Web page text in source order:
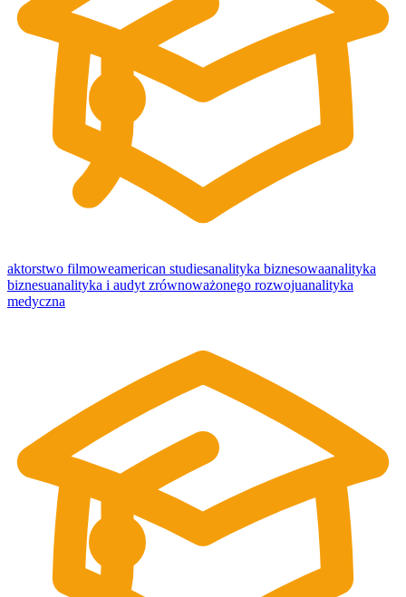
aktorstwo filmoweamerican studiesanalityka biznesowaanalityka
biznesuanalityka i audyt zrównoważonego rozwojuanalityka
medyczna